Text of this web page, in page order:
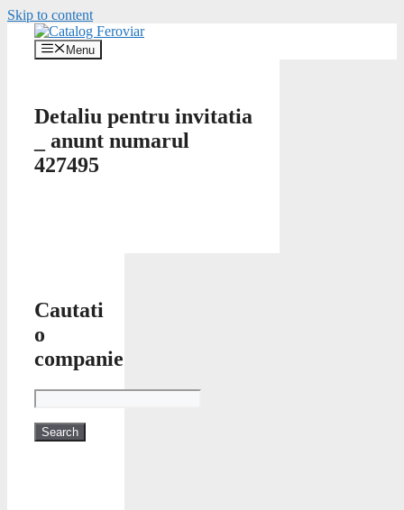
Skip to content
Menu
Detaliu pentru invitatia
_ anunt numarul
427495
Cautati
o
companie